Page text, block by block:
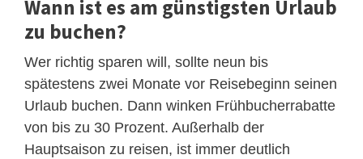
Wann ist es am günstigsten Urlaub
zu buchen?
Wer richtig sparen will, sollte neun bis
spätestens zwei Monate vor Reisebeginn seinen
Urlaub buchen. Dann winken Frühbucherrabatte
von bis zu 30 Prozent. Außerhalb der
Hauptsaison zu reisen, ist immer deutlich